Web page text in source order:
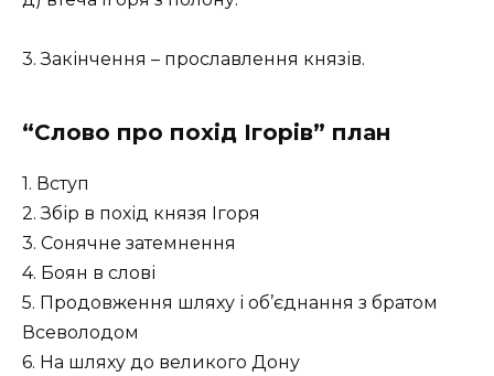
3. Закінчення – прославлення князів.
“Слово про похід Ігорів” план
1. Вступ
2. Збір в похід князя Ігоря
3. Сонячне затемнення
4. Боян в слові
5. Продовження шляху і об’єднання з братом
Всеволодом
6. На шляху до великого Дону